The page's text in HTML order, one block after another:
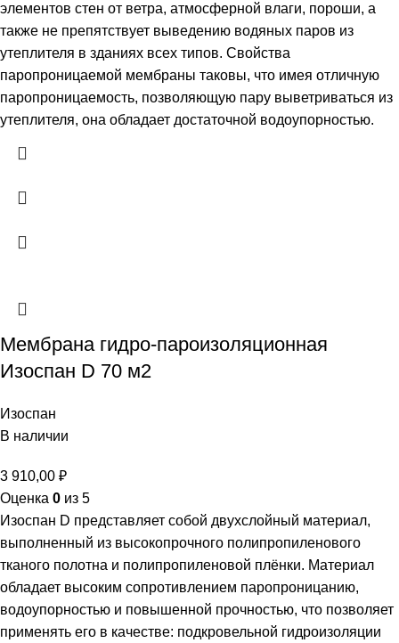
элементов стен от ветра, атмосферной влаги, пороши, а
также не препятствует выведению водяных паров из
утеплителя в зданиях всех типов. Свойства
паропроницаемой мембраны таковы, что имея отличную
паропроницаемость, позволяющую пару выветриваться из
утеплителя, она обладает достаточной водоупорностью.
Мембрана гидро-пароизоляционная
Изоспан D 70 м2
Изоспан
В наличии
3 910,00 ₽
Оценка 0 из 5
Изоспан D представляет собой двухслойный материал,
выполненный из высокопрочного полипропиленового
тканого полотна и полипропиленовой плёнки. Материал
обладает высоким сопротивлением паропроницанию,
водоупорностью и повышенной прочностью, что позволяет
применять его в качестве: подкровельной гидроизоляции